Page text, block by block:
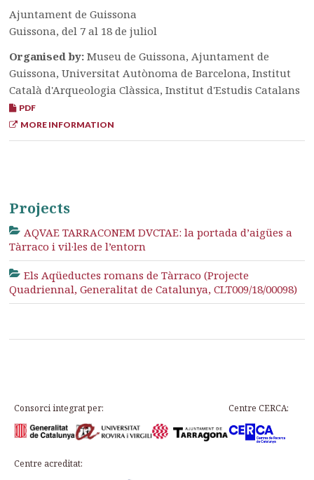
Ajuntament de Guissona
Guissona, del 7 al 18 de juliol
Organised by:Museu de Guissona, Ajuntament de
Guissona, Universitat Autònoma de Barcelona, Institut
Català d'Arqueologia Clàssica, Institut d'Estudis Catalans
PDF
MORE INFORMATION
Projects
AQVAE TARRACONEM DVCTAE: la portada d’aigües a
Tàrraco i vil·les de l’entorn
Els Aqüeductes romans de Tàrraco (Projecte
Quadriennal, Generalitat de Catalunya, CLT009/18/00098)
Consorci integrat per: Centre CERCA:
Centre acreditat: